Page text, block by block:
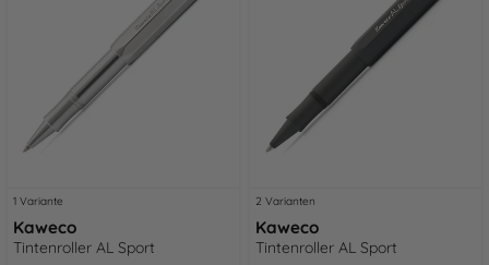
1 Variante
Kaweco
Tintenroller AL Sport
2 Varianten
Kaweco
Tintenroller AL Sport